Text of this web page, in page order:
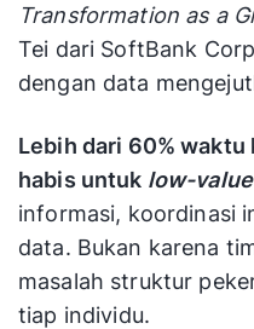
Transformation as a
Tei dari SoftBank
dengan data
Lebih dari 60% waktu
habis untuk low-
informasi, koordinasi
data. Bukan karena
masalah struktur
tiap individu.